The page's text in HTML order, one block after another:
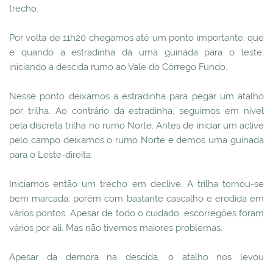
trecho.
Por volta de 11h20 chegamos até um ponto importante; que
é quando a estradinha dá uma guinada para o leste,
iniciando a descida rumo ao Vale do Córrego Fundo.
Nesse ponto deixamos a estradinha para pegar um atalho
por trilha. Ao contrário da estradinha, seguimos em nível
pela discreta trilha no rumo Norte. Antes de iniciar um aclive
pelo campo deixamos o rumo Norte e demos uma guinada
para o Leste-direita.
Iniciamos então um trecho em declive. A trilha tornou-se
bem marcada; porém com bastante cascalho e erodida em
vários pontos. Apesar de todo o cuidado, escorregões foram
vários por ali. Mas não tivemos maiores problemas.
Apesar da demora na descida, o atalho nos levou